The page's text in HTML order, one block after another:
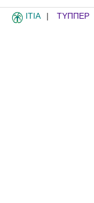
ITIA ΤΥΠΠΕΡ